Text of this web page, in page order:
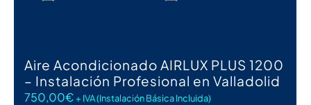
Aire Acondicionado AIRLUX PLUS 1200
– Instalación Profesional en Valladolid
750,00€+ IVA (Instalación Básica Incluida)